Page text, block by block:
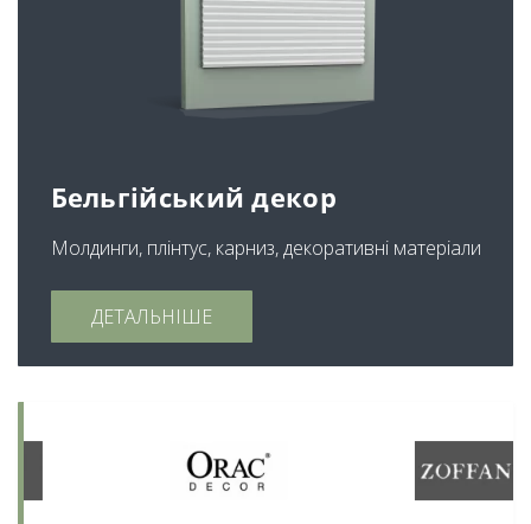
Бельгійський декор
Молдинги, плінтус, карниз, декоративні матеріали
ДЕТАЛЬНІШЕ